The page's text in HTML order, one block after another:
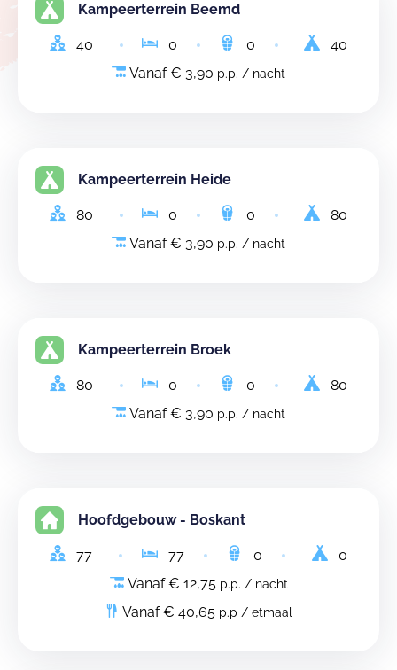
Kampeerterrein Beemd
40 0 0
40
Vanaf € 3,90 p.p. / nacht
Kampeerterrein Heide
80 0 0
80
Vanaf € 3,90 p.p. / nacht
Kampeerterrein Broek
80 0 0
80
Vanaf € 3,90 p.p. / nacht
Hoofdgebouw - Boskant
77 77 0
0
Vanaf € 12,75 p.p. / nacht
Vanaf € 40,65 p.p / etmaal